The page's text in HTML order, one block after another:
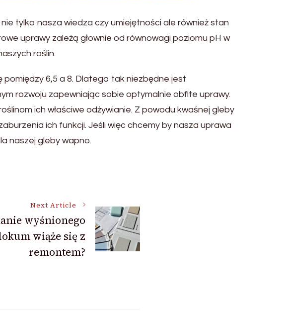
tylko nasza wiedza czy umiejętności ale również stan
uprawy zależą głownie od równowagi poziomu pH w
roślin.
pomiędzy 6,5 a 8. Dlatego tak niezbędne jest
rozwoju zapewniając sobie optymalnie obfite uprawy.
ich właściwe odżywianie. Z powodu kwaśnej gleby
ich funkcji. Jeśli więc chcemy by nasza uprawa
naszej gleby wapno.
Next Article
wyśnionego
wiąże się z
remontem?